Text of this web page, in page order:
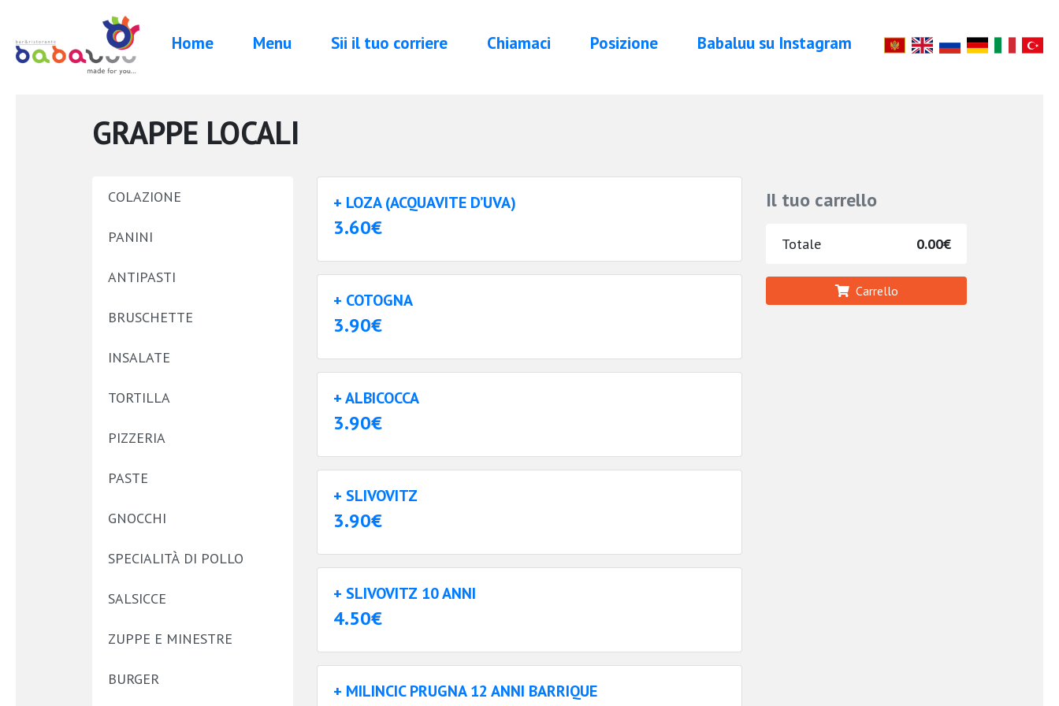
Home Menu Sii il tuo corriere Chiamaci Posizione Babaluu su Instagram
GRAPPE LOCALI
COLAZIONE
PANINI
ANTIPASTI
BRUSCHETTE
INSALATE
TORTILLA
PIZZERIA
PASTE
GNOCCHI
SPECIALITÀ DI POLLO
SALSICCE
ZUPPE E MINESTRE
BURGER
Il tuo carrello
Totale 0.00€
Carrello
+ LOZA (ACQUAVITE D’UVA)
3.60€
+ COTOGNA
3.90€
+ ALBICOCCA
3.90€
+ SLIVOVITZ
3.90€
+ SLIVOVITZ 10 ANNI
4.50€
+ MILINCIC PRUGNA 12 ANNI BARRIQUE